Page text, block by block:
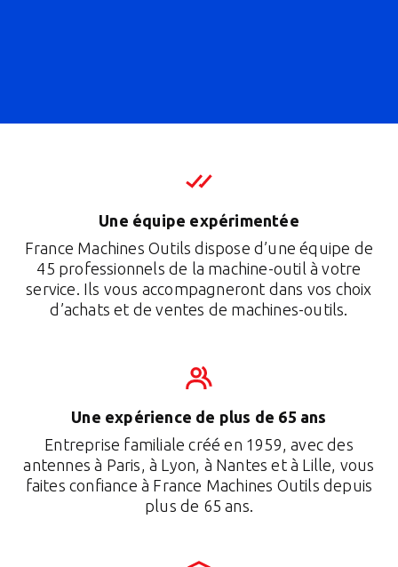
Une équipe expérimentée
France Machines Outils dispose d’une équipe de
45 professionnels de la machine-outil à votre
service. Ils vous accompagneront dans vos choix
d’achats et de ventes de machines-outils.
Une expérience de plus de 65 ans
Entreprise familiale créé en 1959, avec des
antennes à Paris, à Lyon, à Nantes et à Lille, vous
faites confiance à France Machines Outils depuis
plus de 65 ans.